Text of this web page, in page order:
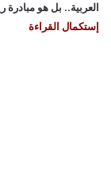
العربية.. بل هو
إستكمال القراءة